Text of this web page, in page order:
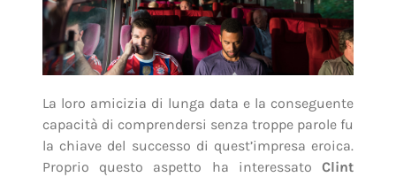
La loro amicizia di lunga data e la conseguente
capacità di comprendersi senza troppe parole fu
la chiave del successo di quest’impresa eroica.
Proprio questo aspetto ha interessatoClint